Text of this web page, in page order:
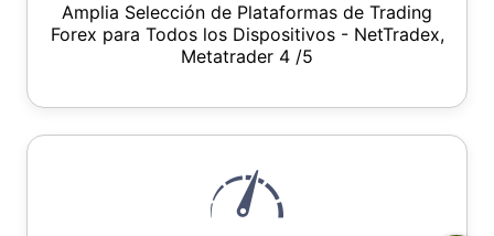
Amplia Selección de Plataformas de Trading
Forex para Todos los Dispositivos - NetTradex,
Metatrader 4 /5